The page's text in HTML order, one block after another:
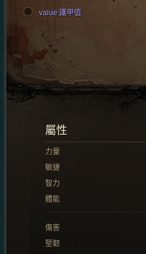
value 護甲值
屬性
力量
敏捷
智力
體能
傷害
堅韌